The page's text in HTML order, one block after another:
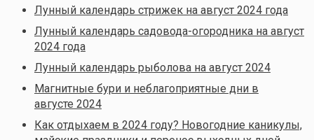
Лунный календарь стрижек на август 2024 года
Лунный календарь садовода-огородника на август
2024 года
Лунный календарь рыболова на август 2024
Магнитные бури и неблагоприятные дни в
августе 2024
Как отдыхаем в 2024 году? Новогодние каникулы,